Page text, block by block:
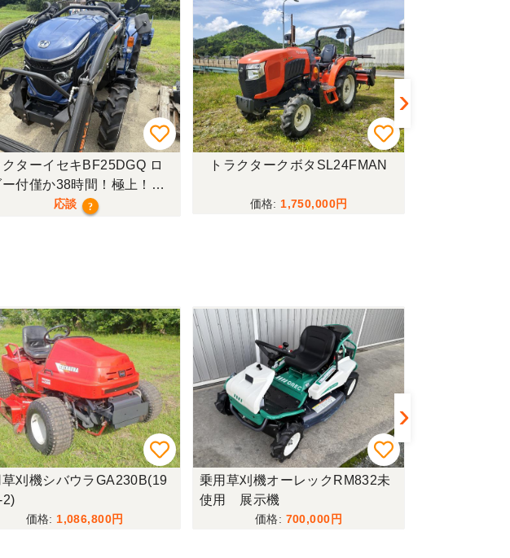
クターイセキBF25DGQ ロ
ー付僅か38時間！極上！現
応談 ?
トラクタークボタSL24FMAN
1,750,000
刈機シバウラGA230B(19
2)
1,086,800
乗用草刈機オーレックRM832未
使用 展示機
700,000